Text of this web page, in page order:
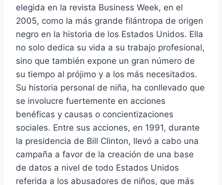
elegida en la revista Business Week, en el
2005, como la más grande filántropa de origen
negro en la historia de los Estados Unidos. Ella
no solo dedica su vida a su trabajo profesional,
sino que también expone un gran número de
su tiempo al prójimo y a los más necesitados.
Su historia personal de niña, ha conllevado que
se involucre fuertemente en acciones
benéficas y causas o concientizaciones
sociales. Entre sus acciones, en 1991, durante
la presidencia de Bill Clinton, llevó a cabo una
campaña a favor de la creación de una base
de datos a nivel de todo Estados Unidos
referida a los abusadores de niños, que más